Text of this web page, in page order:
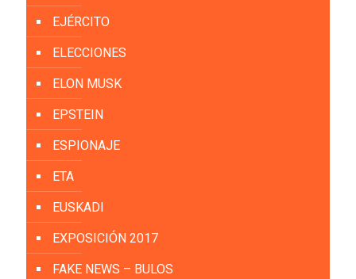
EJÉRCITO
ELECCIONES
ELON MUSK
EPSTEIN
ESPIONAJE
ETA
EUSKADI
EXPOSICIÓN 2017
FAKE NEWS – BULOS